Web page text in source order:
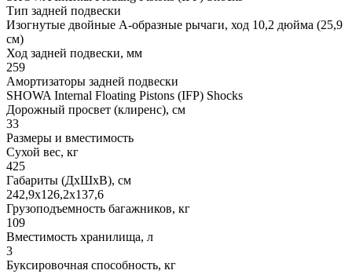
Тип задней подвески
Изогнутые двойные А-образные рычаги, ход 10,2 дюйма (25,9
см)
Ход задней подвески, мм
259
Амортизаторы задней подвески
SHOWA Internal Floating Pistons (IFP) Shocks
Дорожный просвет (клиренс), см
33
Размеры и вместимость
Сухой вес, кг
425
Габариты (ДхШхВ), см
242,9x126,2x137,6
Грузоподъемность багажников, кг
109
Вместимость хранилища, л
3
Буксировочная способность, кг